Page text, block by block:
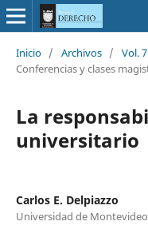
Inicio / Archivos / Vol.
Conferencias y clases
La
universitario
Carlos E. Delpiazzo
Universidad de